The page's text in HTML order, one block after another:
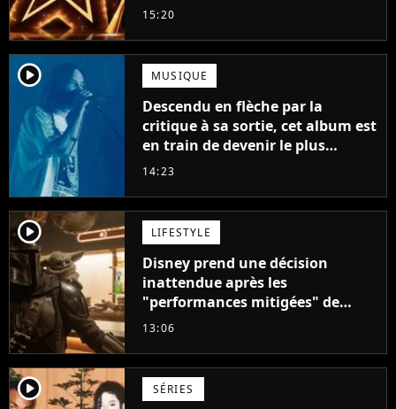
15:20
player2 MUSIQUE
Descendu en flèche par la
critique à sa sortie, cet album est
en train de devenir le plus
populaire de son auteur
14:23
player2 LIFESTYLE
Disney prend une décision
inattendue après les
"performances mitigées" de
Vaiana et The Mandalorian &
13:06
player2 SÉRIES